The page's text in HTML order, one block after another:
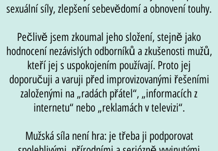
sexuální síly, zlepšení sebevědomí a obnovení touhy.
Pečlivě jsem zkoumal jeho složení, stejně jako
hodnocení nezávislých odborníků a zkušenosti mužů,
kteří jej s uspokojením používají. Proto jej
doporučuji a varuji před improvizovanými řešeními
založenými na „radách přátel“, „informacích z
internetu“ nebo „reklamách v televizi“.
Mužská síla není hra: je třeba ji podporovat